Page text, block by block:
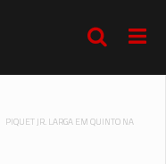
PIQUET JR. LARGA EM QUINTO NA